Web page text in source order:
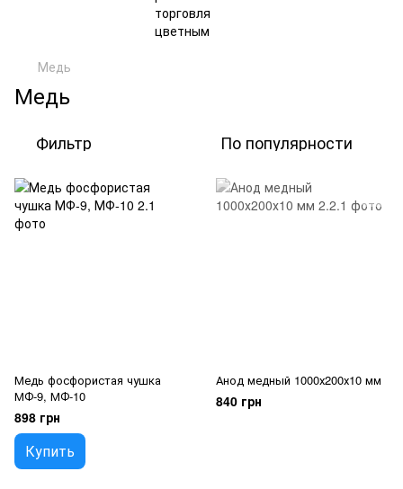
Медь
Медь
Фильтр По популярности
Медь фосфористая чушка
МФ-9, МФ-10
898 грн
Купить
Анод медный 1000х200х10 мм
840 грн